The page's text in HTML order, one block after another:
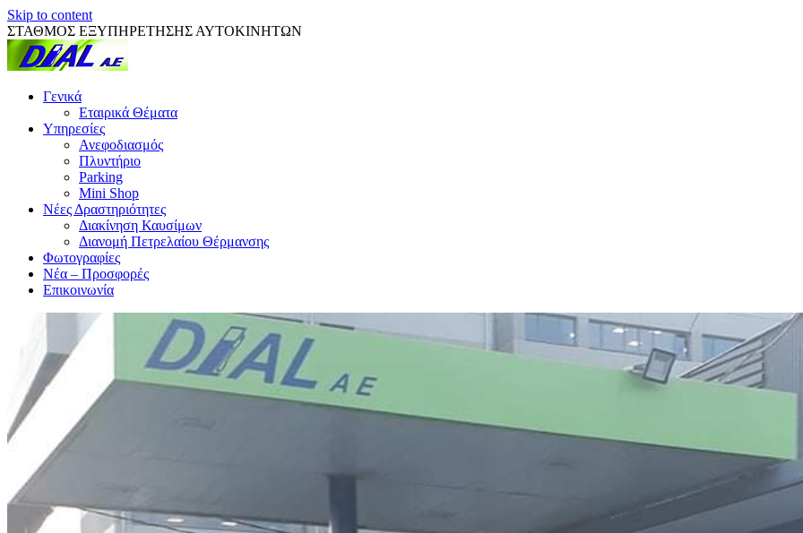
Skip to content
ΣΤΑΘΜΟΣ ΕΞΥΠΗΡΕΤΗΣΗΣ ΑΥΤΟΚΙΝΗΤΩΝ
Γενικά
Εταιρικά Θέματα
Υπηρεσίες
Ανεφοδιασμός
Πλυντήριο
Parking
Mini Shop
Νέες Δραστηριότητες
Διακίνηση Καυσίμων
Διανομή Πετρελαίου Θέρμανσης
Φωτογραφίες
Νέα – Προσφορές
Επικοινωνία